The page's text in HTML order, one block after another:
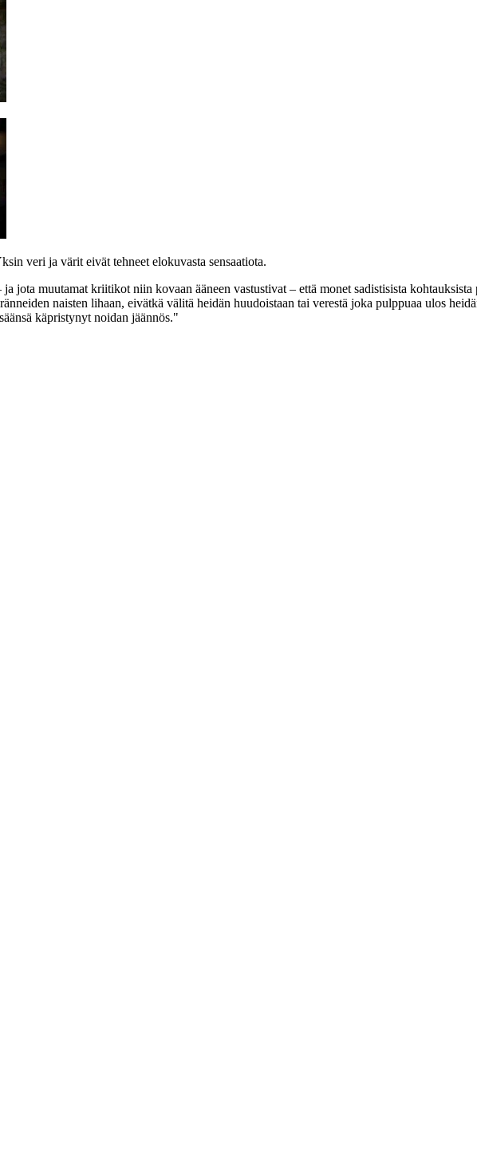
veri ja värit eivät tehneet elokuvasta sensaatiota.
jota muutamat kriitikot niin kovaan ääneen vastustivat – että monet sadistisista
naisten lihaan, eivätkä välitä heidän huudoistaan tai verestä joka pulppuaa ulos
käpristynyt noidan jäännös."